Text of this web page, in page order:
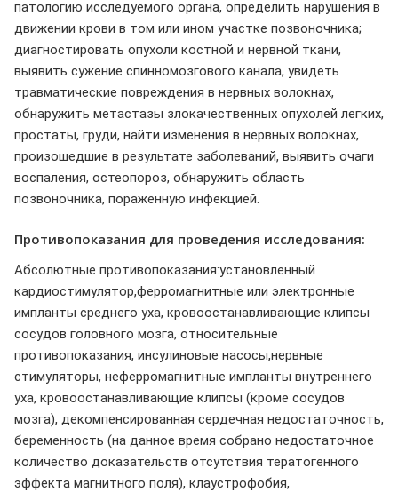
патологию исследуемого органа, определить нарушения в
движении крови в том или ином участке позвоночника;
диагностировать опухоли костной и нервной ткани,
выявить сужение спинномозгового канала, увидеть
травматические повреждения в нервных волокнах,
обнаружить метастазы злокачественных опухолей легких,
простаты, груди, найти изменения в нервных волокнах,
произошедшие в результате заболеваний, выявить очаги
воспаления, остеопороз, обнаружить область
позвоночника, пораженную инфекцией.
Противопоказания для проведения исследования:
Абсолютные противопоказания:установленный
кардиостимулятор,ферромагнитные или электронные
импланты среднего уха, кровоостанавливающие клипсы
сосудов головного мозга, относительные
противопоказания, инсулиновые насосы,нервные
стимуляторы, неферромагнитные импланты внутреннего
уха, кровоостанавливающие клипсы (кроме сосудов
мозга), декомпенсированная сердечная недостаточность,
беременность (на данное время собрано недостаточное
количество доказательств отсутствия тератогенного
эффекта магнитного поля), клаустрофобия,